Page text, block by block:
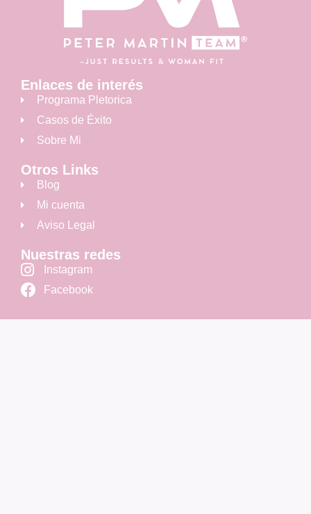
Enlaces de interés
Programa Pletorica
Casos de Éxito
Sobre Mi
Otros Links
Blog
Mi cuenta
Aviso Legal
Nuestras redes
Instagram
Facebook